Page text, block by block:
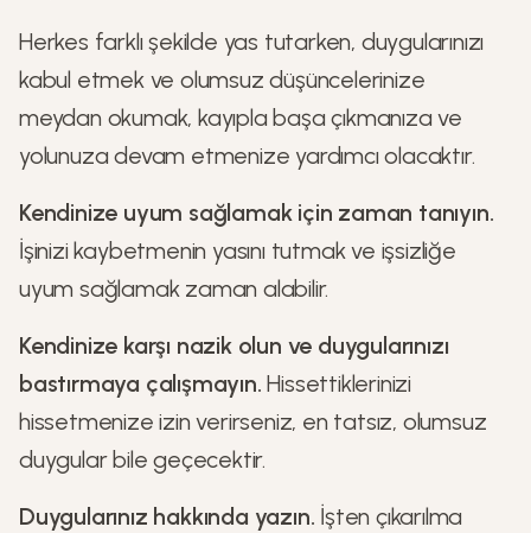
Herkes farklı şekilde yas tutarken, duygularınızı
kabul etmek ve olumsuz düşüncelerinize
meydan okumak, kayıpla başa çıkmanıza ve
yolunuza devam etmenize yardımcı olacaktır.
Kendinize uyum sağlamak için zaman tanıyın.
İşinizi kaybetmenin yasını tutmak ve işsizliğe
uyum sağlamak zaman alabilir.
Kendinize karşı nazik olun ve duygularınızı
bastırmaya çalışmayın. Hissettiklerinizi
hissetmenize izin verirseniz, en tatsız, olumsuz
duygular bile geçecektir.
Duygularınız hakkında yazın. İşten çıkarılma